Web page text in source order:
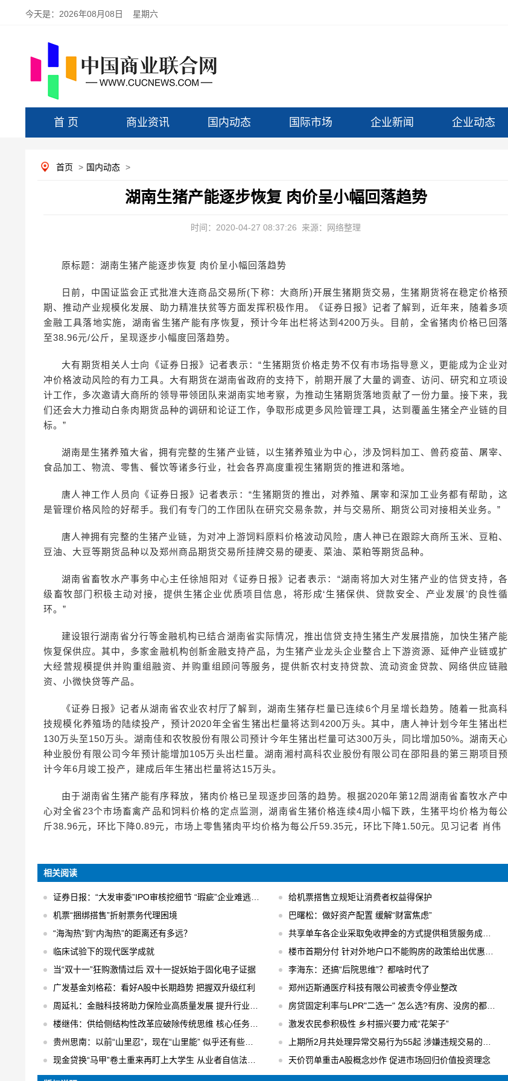
今天是： 2026年08月08日 星期六
首 页 商业资讯 国内动态 国际市场 企业新闻 企业动态
首页 > 国内动态 >
湖南生猪产能逐步恢复 肉价呈小幅回落趋势
时间：2020-04-27 08:37:26 来源：网络整理
原标题：湖南生猪产能逐步恢复 肉价呈小幅回落趋势
日前，中国证监会正式批准大连商品交易所(下称：大商所)开展生猪期货交易，生猪期货将在稳定价格预
期、推动产业规模化发展、助力精准扶贫等方面发挥积极作用。《证券日报》记者了解到，近年来，随着多项
金融工具落地实施，湖南省生猪产能有序恢复，预计今年出栏将达到4200万头。目前，全省猪肉价格已回落
至38.96元/公斤，呈现逐步小幅度回落趋势。
大有期货相关人士向《证券日报》记者表示：“生猪期货价格走势不仅有市场指导意义，更能成为企业对
冲价格波动风险的有力工具。大有期货在湖南省政府的支持下，前期开展了大量的调查、访问、研究和立项设
计工作，多次邀请大商所的领导带领团队来湖南实地考察，为推动生猪期货落地贡献了一份力量。接下来，我
们还会大力推动白条肉期货品种的调研和论证工作，争取形成更多风险管理工具，达到覆盖生猪全产业链的目
标。”
湖南是生猪养殖大省，拥有完整的生猪产业链，以生猪养殖业为中心，涉及饲料加工、兽药疫苗、屠宰、
食品加工、物流、零售、餐饮等诸多行业，社会各界高度重视生猪期货的推进和落地。
唐人神工作人员向《证券日报》记者表示：“生猪期货的推出，对养殖、屠宰和深加工业务都有帮助，这
是管理价格风险的好帮手。我们有专门的工作团队在研究交易条款，并与交易所、期货公司对接相关业务。”
唐人神拥有完整的生猪产业链，为对冲上游饲料原料价格波动风险，唐人神已在跟踪大商所玉米、豆粕、
豆油、大豆等期货品种以及郑州商品期货交易所挂牌交易的硬麦、菜油、菜粕等期货品种。
湖南省畜牧水产事务中心主任徐旭阳对《证券日报》记者表示：“湖南将加大对生猪产业的信贷支持，各
级畜牧部门积极主动对接，提供生猪企业优质项目信息，将形成‘生猪保供、贷款安全、产业发展’的良性循
环。”
建设银行湖南省分行等金融机构已结合湖南省实际情况，推出信贷支持生猪生产发展措施，加快生猪产能
恢复保供应。其中，多家金融机构创新金融支持产品，为生猪产业龙头企业整合上下游资源、延伸产业链或扩
大经营规模提供并购重组融资、并购重组顾问等服务，提供新农村支持贷款、流动资金贷款、网络供应链融
资、小微快贷等产品。
《证券日报》记者从湖南省农业农村厅了解到，湖南生猪存栏量已连续6个月呈增长趋势。随着一批高科
技规模化养殖场的陆续投产，预计2020年全省生猪出栏量将达到4200万头。其中，唐人神计划今年生猪出栏
130万头至150万头。湖南佳和农牧股份有限公司预计今年生猪出栏量可达300万头，同比增加50%。湖南天心
种业股份有限公司今年预计能增加105万头出栏量。湖南湘村高科农业股份有限公司在邵阳县的第三期项目预
计今年6月竣工投产，建成后年生猪出栏量将达15万头。
由于湖南省生猪产能有序释放，猪肉价格已呈现逐步回落的趋势。根据2020年第12周湖南省畜牧水产中
心对全省23个市场畜禽产品和饲料价格的定点监测，湖南省生猪价格连续4周小幅下跌，生猪平均价格为每公
斤38.96元，环比下降0.89元，市场上零售猪肉平均价格为每公斤59.35元，环比下降1.50元。见习记者 肖伟
相关阅读
证券日报：“大发审委”IPO审核挖细节 “瑕疵”企业难逃法眼
给机票搭售立规矩让消费者权益得保护
机票“捆绑搭售”折射票务代理困境
巴曙松：做好资产配置 缓解“财富焦虑”
“海淘热”到“内淘热”的距离还有多远？
共享单车各企业采取免收押金的方式提供租赁服务成主流
临床试验下的现代医学成就
楼市首期分付 针对外地户口不能购房的政策给出优惠办法
当“双十一”狂购激情过后 双十一捉妖始于固化电子证据
李海东：还搞“后院思维”？都啥时代了
广发基金刘格菘：看好A股中长期趋势 把握双升级红利
郑州迈斯通医疗科技有限公司被责令停业整改
周延礼：金融科技将助力保险业高质量发展 提升行业业务效率
房贷固定利率与LPR"二选一" 怎么选?有房、没房的都要会算
楼继伟：供给侧结构性改革应破除传统思维 核心任务是“三去一降一补”
激发农民参积极性 乡村振兴要力戒“花架子”
贵州思南：以前“山里忍”，现在“山里能” 似乎还有些不适应
上期所2月共处理异常交易行为55起 涉嫌违规交易的行为进行立案调查
现金贷换“马甲”卷土重来再盯上大学生 从业者自信法规完全管不着
天价罚单重击A股概念炒作 促进市场回归价值投资理念